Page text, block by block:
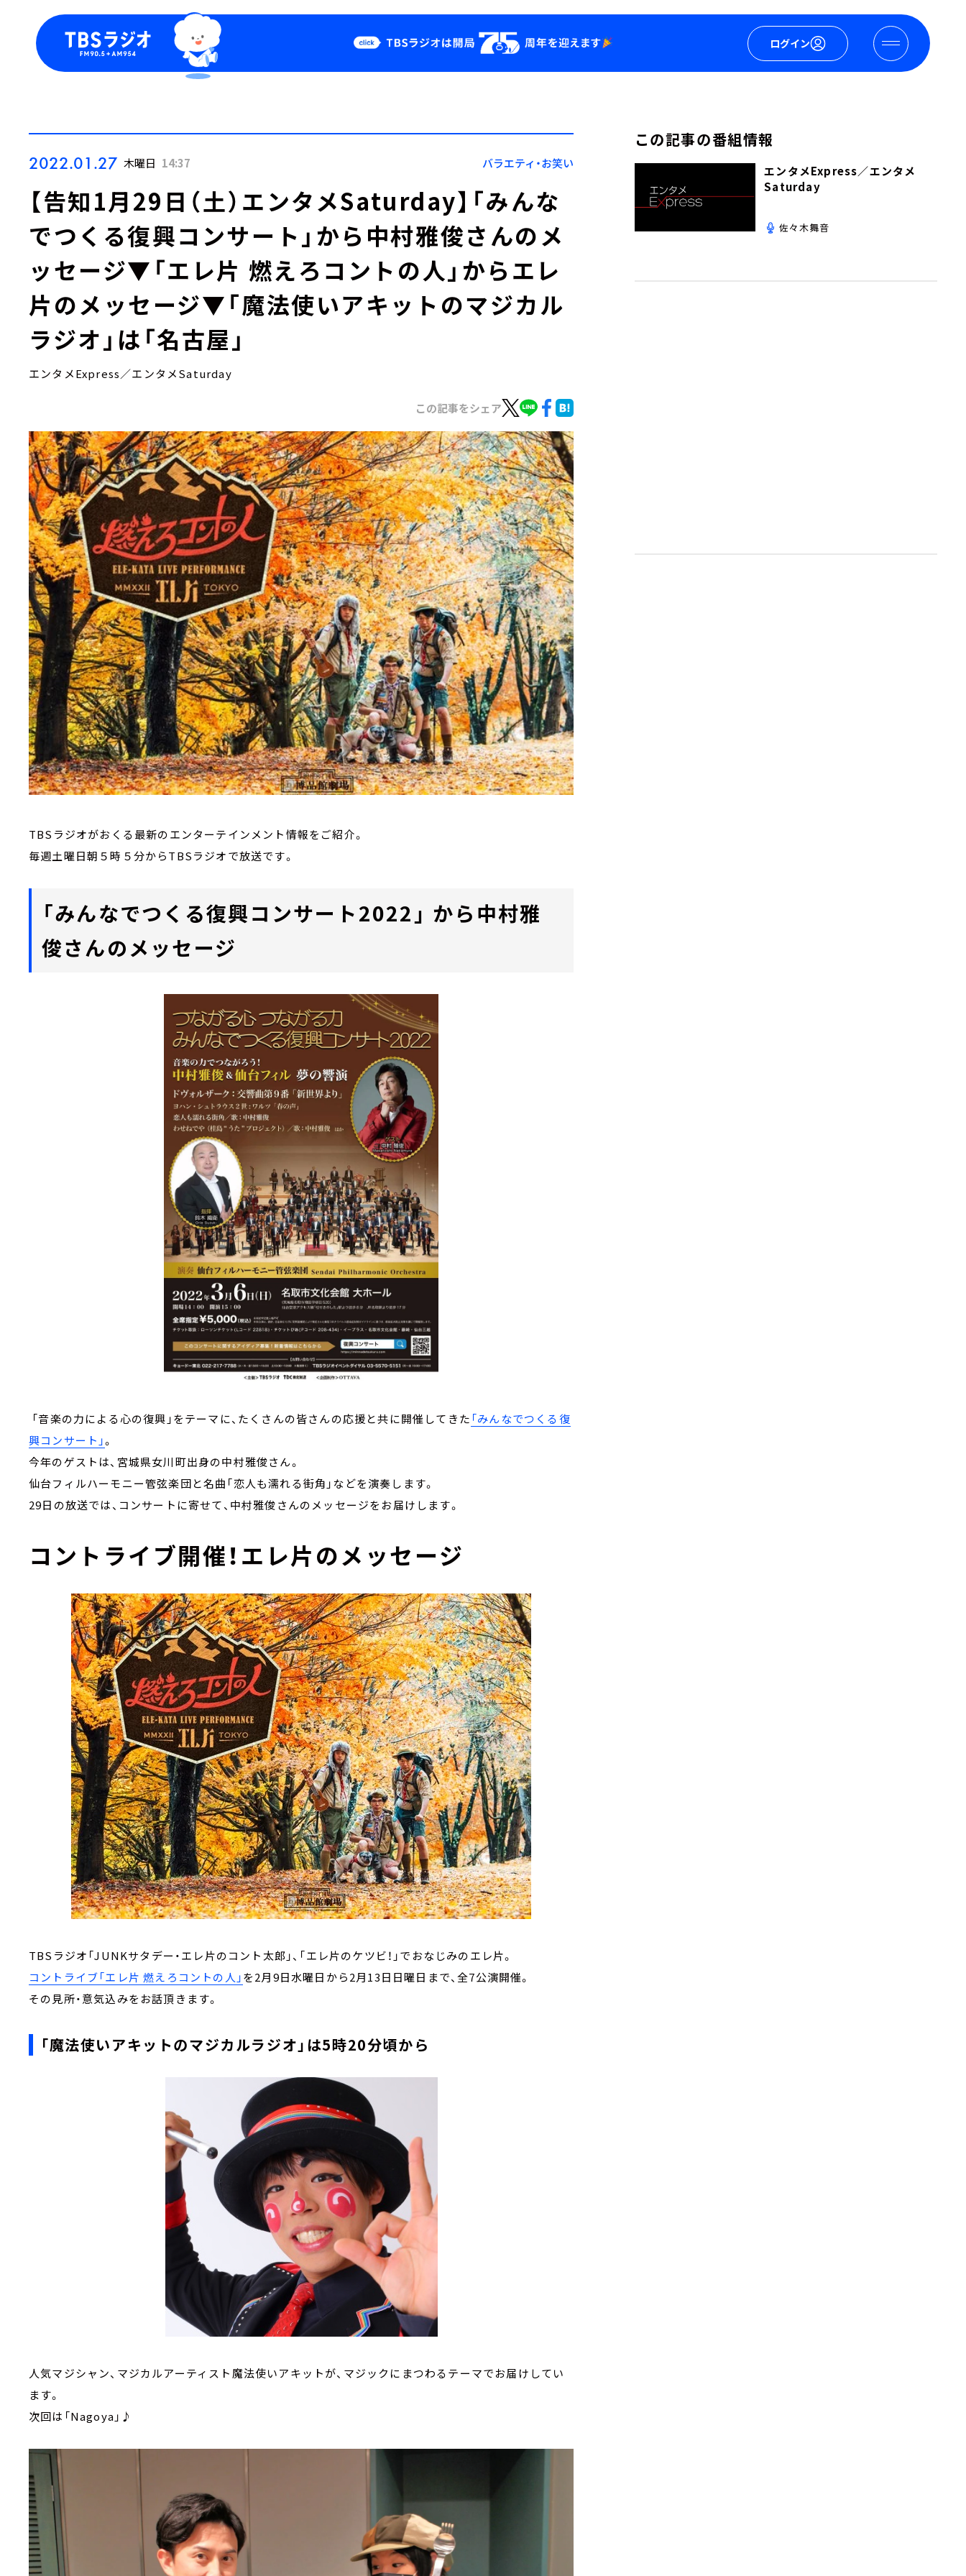
ログイン
Podcast
YouTube
会社情報
2022.01.27 木曜日 14:37 バラエティ・お笑い
【告知1月29日（土）エンタメSaturday】「みんな
でつくる復興コンサート」から中村雅俊さんのメ
ッセージ▼「エレ片 燃えろコントの人」からエレ
片のメッセージ▼「魔法使いアキットのマジカル
ラジオ」は「名古屋」
エンタメExpress／エンタメSaturday
この記事をシェア
TBSラジオがおくる最新のエンターテインメント情報をご紹介。
毎週土曜日朝５時５分からTBSラジオで放送です。
「みんなでつくる復興コンサート2022」 から中村雅
俊さんのメッセージ
「音楽の力による心の復興」をテーマに、たくさんの皆さんの応援と共に開催してきた 「みんなでつくる復
興コンサート」。
今年のゲストは、宮城県女川町出身の中村雅俊さん。
仙台フィルハーモニー管弦楽団と名曲「恋人も濡れる街角」などを演奏します。
29日の放送では、コンサートに寄せて、中村雅俊さんのメッセージをお届けします。
コントライブ開催！エレ片のメッセージ
TBSラジオ「JUNKサタデー・エレ片のコント太郎」、「エレ片のケツビ！」でおなじみのエレ片。
コントライブ「エレ片 燃えろコントの人」を2月9日水曜日から2月13日日曜日まで、全7公演開催。
その見所・意気込みをお話頂きます。
「魔法使いアキットのマジカルラジオ」は5時20分頃から
人気マジシャン、マジカルアーティスト魔法使いアキットが、マジックにまつわるテーマでお届けしてい
ます。
次回は「Nagoya」 ♪
この記事の番組情報
エンタメExpress／エンタメ
Saturday
佐々木舞音